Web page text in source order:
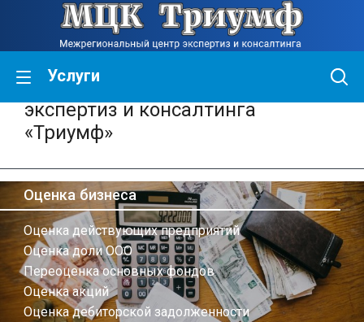
Услуги
Межрегиональный центр
экспертиз и консалтинга
«Триумф»
Оценка бизнеса
Оценка действующих предприятий
Оценка доли ООО
Переоценка основных фондов
Оценка акций
Оценка дебиторской задолженности